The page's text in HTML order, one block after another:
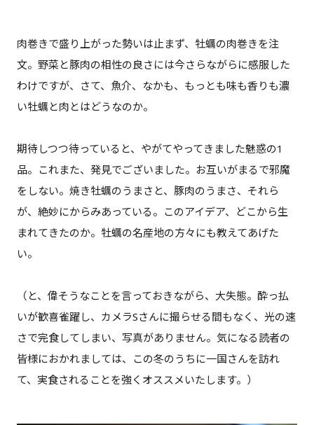
肉巻きで盛り上がった勢いは止まず、牡蠣の肉巻きを注
文。野菜と豚肉の相性の良さには今さらながらに感服した
わけですが、さて、魚介、なかも、もっとも味も香りも濃
い牡蠣と肉とはどうなのか。
期待しつつ待っていると、やがてやってきました魅惑の1
品。これまた、発見でございました。お互いがまるで邪魔
をしない。焼き牡蠣のうまさと、豚肉のうまさ、それら
が、絶妙にからみあっている。このアイデア、どこから生
まれてきたのか。牡蠣の名産地の方々にも教えてあげた
い。
（と、偉そうなことを言っておきながら、大失態。酔っ払
いが歓喜雀躍し、カメラSさんに撮らせる間もなく、光の速
さで完食してしまい、写真がありません。気になる読者の
皆様におかれましては、この冬のうちに一国さんを訪れ
て、実食されることを強くオススメいたします。）